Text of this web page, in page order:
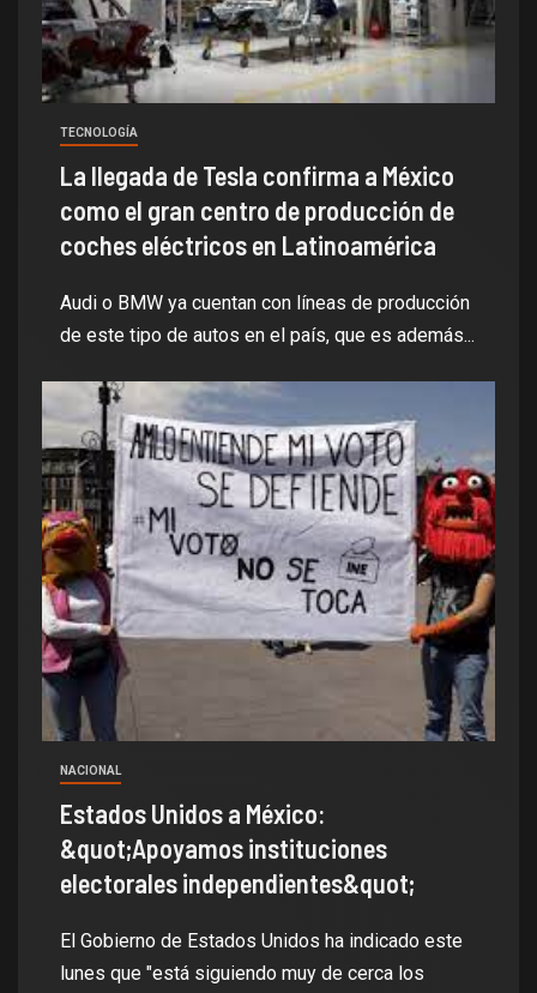
TECNOLOGÍA
La llegada de Tesla confirma a México
como el gran centro de producción de
coches eléctricos en Latinoamérica
Audi o BMW ya cuentan con líneas de producción
de este tipo de autos en el país, que es además...
NACIONAL
Estados Unidos a México:
&quot;Apoyamos instituciones
electorales independientes&quot;
El Gobierno de Estados Unidos ha indicado este
lunes que "está siguiendo muy de cerca los